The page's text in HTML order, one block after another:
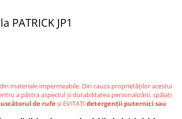
PATRICK JP1
materiale impermeabile. Din cauza proprietăților acestui
a păstra aspectul și durabilitatea personalizării, spălați
de rufeși EVITAȚI detergenții puternici sau